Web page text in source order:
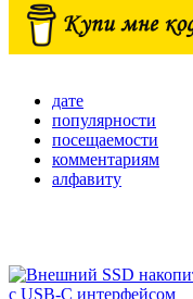
дате
популярности
посещаемости
комментариям
алфавиту